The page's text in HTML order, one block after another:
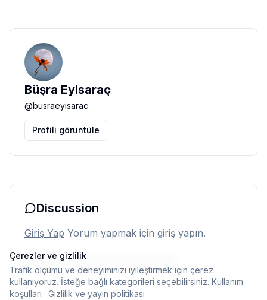
Büşra Eyisaraç
@busraeyisarac
Profili görüntüle
Discussion
Giriş Yap Yorum yapmak için giriş yapın.
Henüz yorum yok. İlk yorumu siz yapın.
Çerezler ve gizlilik
Trafik ölçümü ve deneyiminizi iyileştirmek için çerez
kullanıyoruz. İsteğe bağlı kategorileri seçebilirsiniz. Kullanım
koşulları · Gizlilik ve yayın politikası